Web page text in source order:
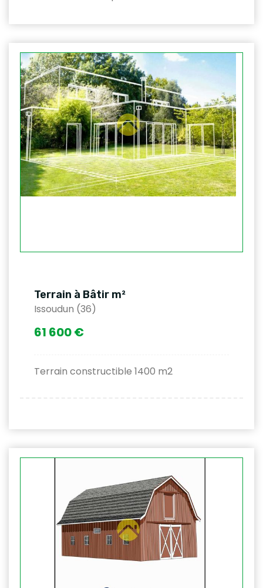
Terrain à Bâtir m²
Issoudun (36)
61 600 €
Terrain constructible 1400 m2